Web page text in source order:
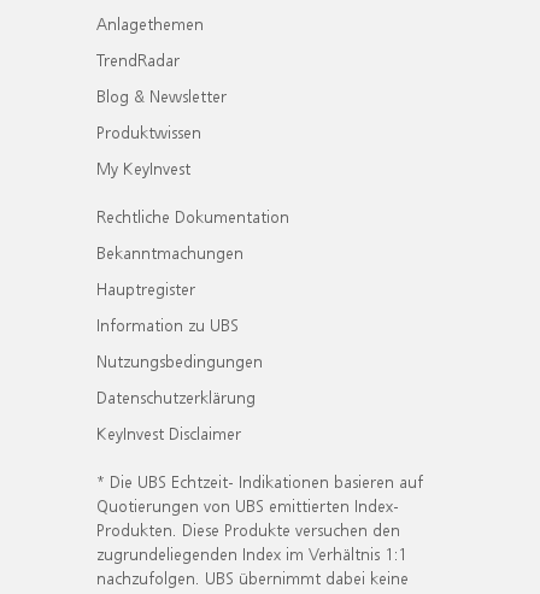
Anlagethemen
TrendRadar
Blog & Newsletter
Produktwissen
My KeyInvest
Rechtliche Dokumentation
Bekanntmachungen
Hauptregister
Information zu UBS
Nutzungsbedingungen
Datenschutzerklärung
KeyInvest Disclaimer
* Die UBS Echtzeit- Indikationen basieren auf
Quotierungen von UBS emittierten Index-
Produkten. Diese Produkte versuchen den
zugrundeliegenden Index im Verhältnis 1:1
nachzufolgen. UBS übernimmt dabei keine